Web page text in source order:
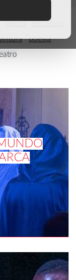
*danza *escultura
*poesía